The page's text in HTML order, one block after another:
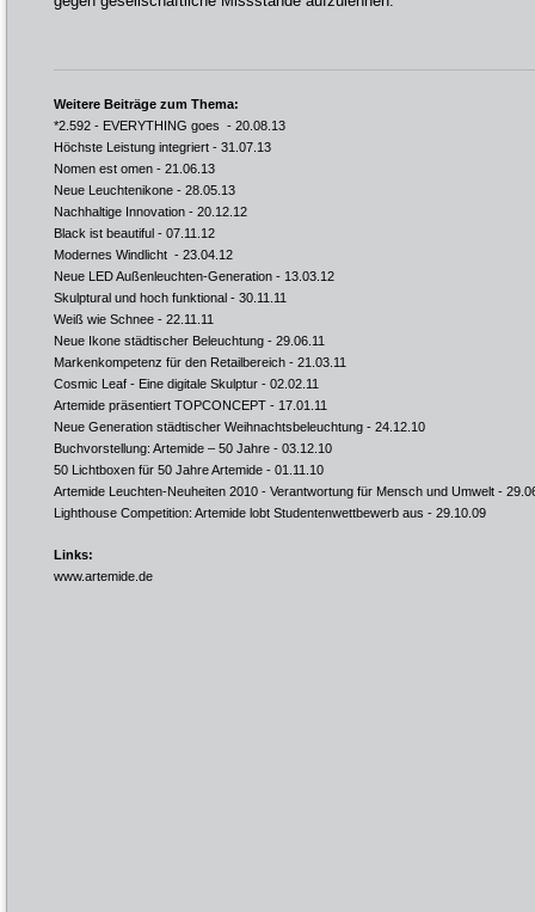
Weitere Beiträge zum Thema:
*2.592 - EVERYTHING goes - 20.08.13
Höchste Leistung integriert - 31.07.13
Nomen est omen - 21.06.13
Neue Leuchtenikone - 28.05.13
Nachhaltige Innovation - 20.12.12
Black ist beautiful - 07.11.12
Modernes Windlicht - 23.04.12
Neue LED Außenleuchten-Generation - 13.03.12
Skulptural und hoch funktional - 30.11.11
Weiß wie Schnee - 22.11.11
Neue Ikone städtischer Beleuchtung - 29.06.11
Markenkompetenz für den Retailbereich - 21.03.11
Cosmic Leaf - Eine digitale Skulptur - 02.02.11
Artemide präsentiert TOPCONCEPT - 17.01.11
Neue Generation städtischer Weihnachtsbeleuchtung - 24.12.10
Buchvorstellung: Artemide – 50 Jahre - 03.12.10
50 Lichtboxen für 50 Jahre Artemide - 01.11.10
Artemide Leuchten-Neuheiten 2010 - Verantwortung für Mensch und Umwelt -
Lighthouse Competition: Artemide lobt Studentenwettbewerb aus - 29.10.09
Links:
www.artemide.de